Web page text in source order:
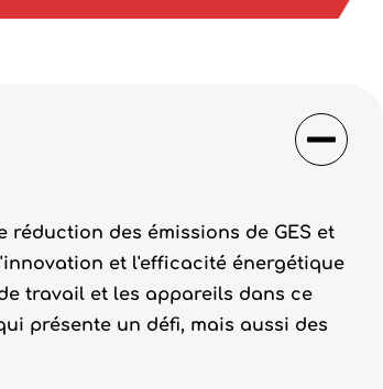
des émissions de GES et
et l'efficacité énergétique
travail et les appareils dans ce
présente un défi, mais aussi des